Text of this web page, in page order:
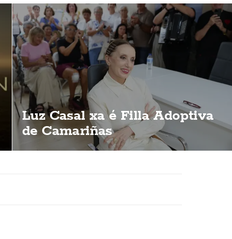
Luz Casal xa é Filla Adoptiva
de Camariñas